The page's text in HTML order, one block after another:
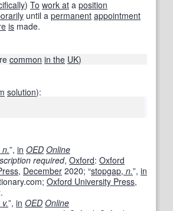
) To work at a position
until a permanent appointment
is made.
common in the UK)
solution):
n.”, in OED Online
, Oxford: Oxford
, December 2020; “stopgap, n.”, in
Oxford University Press,
.
v.”, in OED Online